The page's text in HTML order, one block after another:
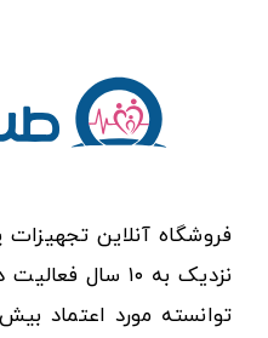
فروشگاه آنلاین
نزدیک به ۱۰ سال